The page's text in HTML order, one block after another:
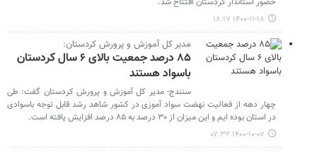
۱۴۰۰-۱۱-۱۸ ۱۸:۱۷
مدیر کل آموزش و پرورش کردستان:
۸۵ درصد جمعیت بالای ۶ سال کردستان
باسواد هستند
سنندج- مدیر کل آموزش و پرورش کردستان گفت: طی
چهار دهه از فعالیت نهضت سواد آموزی در کشور شاهد رشد قابل توجه باسوادی
در استان بوده ایم و این میزان از ۳۰ درصد به ۸۵ درصد افزایش یافته است.
۱۴۰۰-۱۰-۰۷ ۰۷:۳۲